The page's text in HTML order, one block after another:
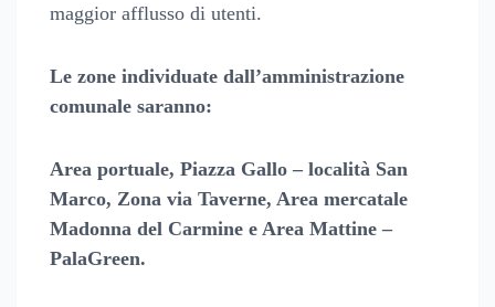
maggior afflusso di utenti.
Le zone individuate dall’amministrazione
comunale saranno:
Area portuale, Piazza Gallo – località San
Marco, Zona via Taverne, Area mercatale
Madonna del Carmine e Area Mattine –
PalaGreen.